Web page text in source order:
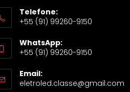
Telefone:
+55 (91) 99260-9150
WhatsApp:
+55 (91) 99260-9150
Email:
eletroled.classe@gmail.com